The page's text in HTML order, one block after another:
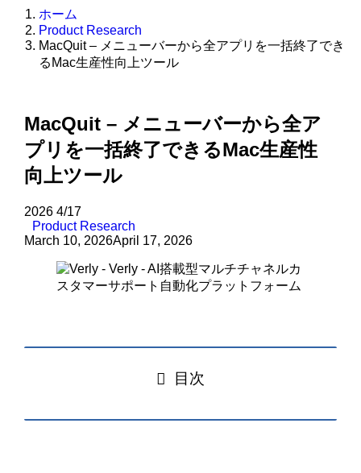
ホーム
Product Research
MacQuit – メニューバーから全アプリを一括終了でき
るMac生産性向上ツール
MacQuit – メニューバーから全ア
プリを一括終了できるMac生産性
向上ツール
2026 4/17
Product Research
March 10, 2026April 17, 2026
目次